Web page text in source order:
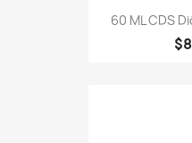
60 ML CDS